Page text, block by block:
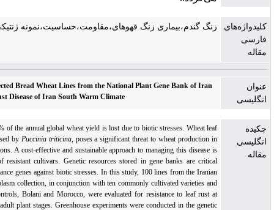
گندم،بیماری زنگ قهوهای،مقاومت،حساسیت،نمونه ژنتیکی گندم،
Resistance in Selected Bread Wheat Lines from the National Plant Gene Bank of Iran
to Wheat Leaf Rust Disease of Iran South Warm Climate
Approximately 21% of the annual global wheat yield is lost due to biotic stresses. Wheat
rust, a disease caused byPuccinia triticina, poses a significant threat to wheat production
most growing regions. A cost-effective and sustainable approach to managing this disease
the development of resistant cultivars. Genetic resources stored in gene banks are
reservoirs of resistance genes against biotic stresses. In this study, 100 lines from the
bread wheat germplasm collection, in conjunction with ten commonly cultivated varieties
two susceptible controls, Bolani and Morocco, were evaluated for resistance to leaf rust
both seedling and adult plant stages. Greenhouse experiments were conducted in the